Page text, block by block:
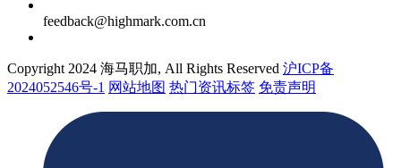
feedback@highmark.com.cn
Copyright 2024 海马职加, All Rights Reserved 沪ICP备
2024052546号-1 网站地图 热门资讯标签 免责声明